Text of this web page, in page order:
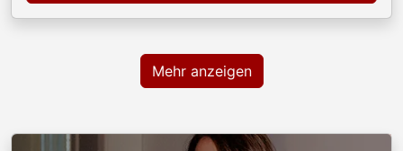
Mehr anzeigen